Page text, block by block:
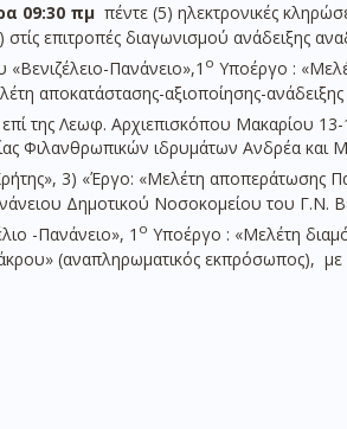
09:30 πμ πέντε (5) ηλεκτρονικές
επιτροπές διαγωνισμού ανάδειξης
Πανάνειο»,1 ο Υποέργο :
αποκατάστασης-αξιοποίησης-
επί της Λεωφ. Αρχιεπισκόπου Μακαρίου
Φιλανθρωπικών ιδρυμάτων Ανδρέα
3) «Έργο: «Μελέτη αποπεράτωσης
Δημοτικού Νοσοκομείου του Γ.Ν.
-Πανάνειο», 1 ο Υποέργο : «Μελέτη
(αναπληρωματικός εκπρόσωπος),